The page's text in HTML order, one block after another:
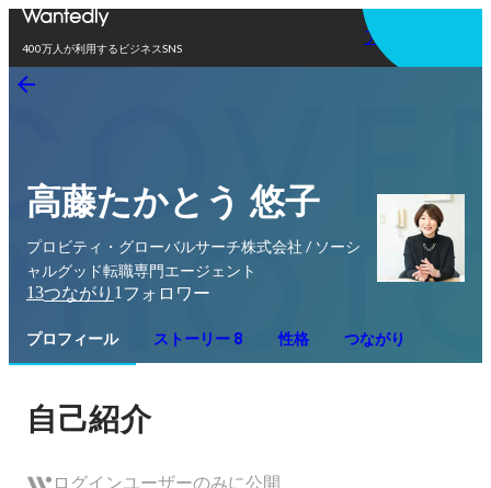
400万人が利用するビジネスSNS
アプリを使う
高藤たかとう 悠子
プロビティ・グローバルサーチ株式会社 / ソーシ
ャルグッド転職専門エージェント
13つながり 1 フォロワー
プロフィール ストーリー 8 性格 つながり
自己紹介
ログインユーザーのみに公開